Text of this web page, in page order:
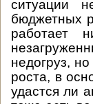
ситуации
бюджетных
работает
недогруз,
роста, в
удастся ли